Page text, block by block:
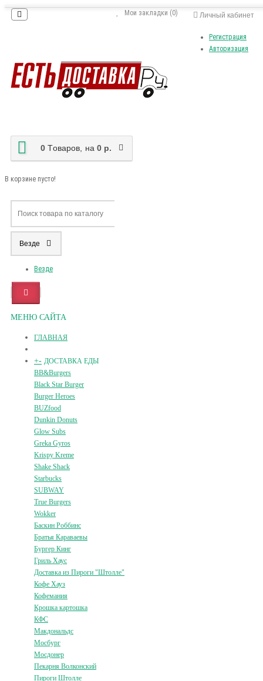
Личный кабинет
Регистрация
Авторизация
Мои закладки (0)
0 Tоваров, на 0 р.
В корзине пусто!
Везде
Везде
МЕНЮ САЙТА
ГЛАВНАЯ
+- ДОСТАВКА ЕДЫ
BB&Burgers
Black Star Burger
Burger Heroes
BUZfood
Dunkin Donuts
Glow Subs
Greka Gyros
Krispy Kreme
Shake Shack
Starbucks
SUBWAY
True Burgers
Wokker
Баскин Роббинс
Братья Караваевы
Бургер Кинг
Гриль Хаус
Доставка из Пироги "Штолле"
Кофе Хауз
Кофемания
Крошка картошка
КФС
Макдональдс
Мосбург
Мосдонер
Пекарня Волконский
Пироги Штолле